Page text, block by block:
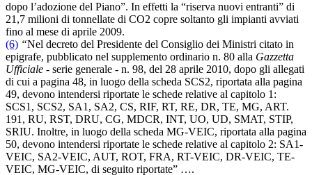
dopo l’adozione del Piano”. In effetti la “riserva nuovi entranti” di
21,7 milioni di tonnellate di CO2 copre soltanto gli impianti avviati
fino al mese di aprile 2009.
(6) “Nel decreto del Presidente del Consiglio dei Ministri citato in
epigrafe, pubblicato nel supplemento ordinario n. 80 alla Gazzetta
Ufficiale - serie generale - n. 98, del 28 aprile 2010, dopo gli allegati
di cui a pagina 48, in luogo della scheda SCS2, riportata alla pagina
49, devono intendersi riportate le schede relative al capitolo 1:
SCS1, SCS2, SA1, SA2, CS, RIF, RT, RE, DR, TE, MG, ART.
191, RU, RST, DRU, CG, MDCR, INT, UO, UD, SMAT, STIP,
SRIU. Inoltre, in luogo della scheda MG-VEIC, riportata alla pagina
50, devono intendersi riportate le schede relative al capitolo 2: SA1-
VEIC, SA2-VEIC, AUT, ROT, FRA, RT-VEIC, DR-VEIC, TE-
VEIC, MG-VEIC, di seguito riportate” ….